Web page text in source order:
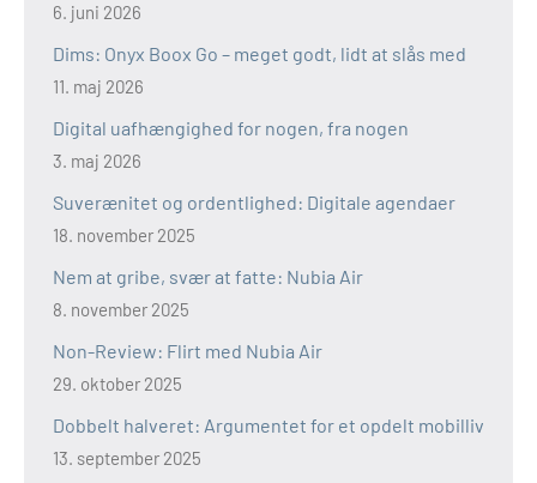
6. juni 2026
Dims: Onyx Boox Go – meget godt, lidt at slås med
11. maj 2026
Digital uafhængighed for nogen, fra nogen
3. maj 2026
Suverænitet og ordentlighed: Digitale agendaer
18. november 2025
Nem at gribe, svær at fatte: Nubia Air
8. november 2025
Non-Review: Flirt med Nubia Air
29. oktober 2025
Dobbelt halveret: Argumentet for et opdelt mobilliv
13. september 2025